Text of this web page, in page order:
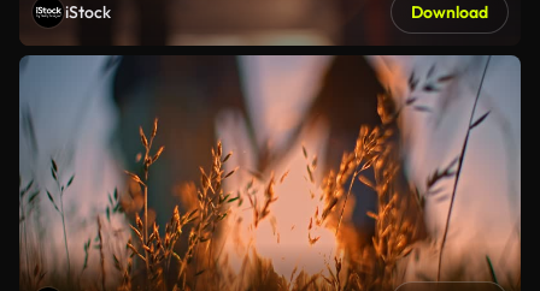
iStock Download